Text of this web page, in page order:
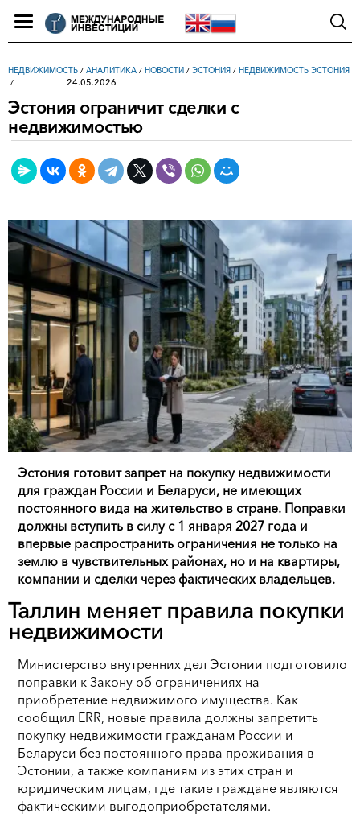
НЕДВИЖИМОСТЬ / АНАЛИТИКА / НОВОСТИ / ЭСТОНИЯ / НЕДВИЖИМОСТЬ ЭСТОНИЯ
24.05.2026
Эстония ограничит сделки с
недвижимостью
Эстония готовит запрет на покупку недвижимости
для граждан России и Беларуси, не имеющих
постоянного вида на жительство в стране. Поправки
должны вступить в силу с 1 января 2027 года и
впервые распространить ограничения не только на
землю в чувствительных районах, но и на квартиры,
компании и сделки через фактических владельцев.
Таллин меняет правила покупки
недвижимости
Министерство внутренних дел Эстонии подготовило
поправки к Закону об ограничениях на
приобретение недвижимого имущества. Как
сообщил ERR, новые правила должны запретить
покупку недвижимости гражданам России и
Беларуси без постоянного права проживания в
Эстонии, а также компаниям из этих стран и
юридическим лицам, где такие граждане являются
фактическими выгодоприобретателями.